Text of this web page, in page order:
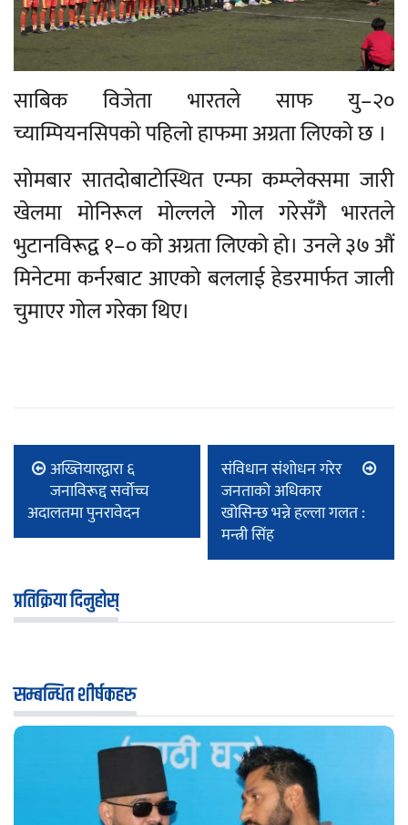
साबिक विजेता भारतले साफ यु–२०
च्याम्पियनसिपको पहिलो हाफमा अग्रता लिएको छ ।
सोमबार सातदोबाटोस्थित एन्फा कम्प्लेक्समा जारी
खेलमा मोनिरूल मोल्लले गोल गरेसँगै भारतले
भुटानविरूद्व १–० को अग्रता लिएको हो। उनले ३७ औं
मिनेटमा कर्नरबाट आएको बललाई हेडरमार्फत जाली
चुमाएर गोल गरेका थिए।
अख्तियारद्वारा ६
जनाविरूद्द सर्वोच्च
अदालतमा पुनरावेदन
संविधान संशोधन गरेर
जनताको अधिकार
खोसिन्छ भन्ने हल्ला गलत :
मन्त्री सिंह
प्रतिक्रिया दिनुहोस्
सम्बन्धित शीर्षकहरु